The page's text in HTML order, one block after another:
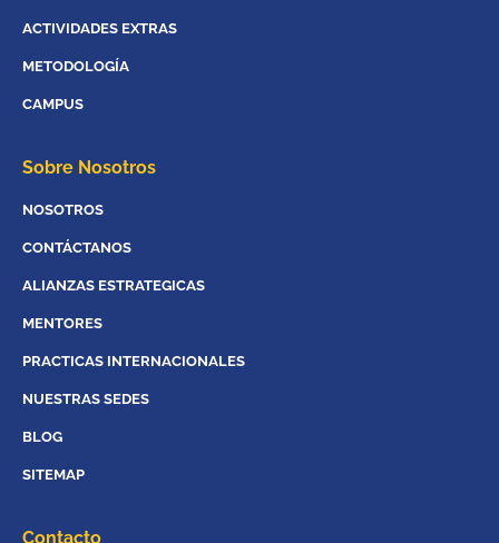
ACTIVIDADES EXTRAS
METODOLOGÍA
CAMPUS
Sobre Nosotros
NOSOTROS
CONTÁCTANOS
ALIANZAS ESTRATEGICAS
MENTORES
PRACTICAS INTERNACIONALES
NUESTRAS SEDES
BLOG
SITEMAP
Contacto